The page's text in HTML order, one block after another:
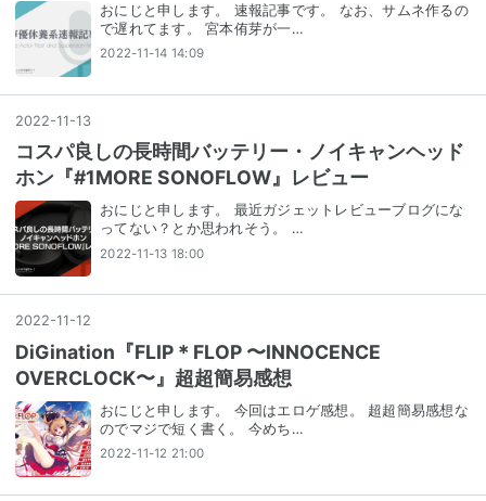
おにじと申します。 速報記事です。 なお、サムネ作るの
で遅れてます。 宮本侑芽が一…
2022-11-14 14:09
2022-11-13
コスパ良しの長時間バッテリー・ノイキャンヘッド
ホン『#1MORE SONOFLOW』レビュー
おにじと申します。 最近ガジェットレビューブログにな
ってない？とか思われそう。 …
2022-11-13 18:00
2022-11 -12
DiGination『FLIP＊FLOP 〜INNOCENCE
OVERCLOCK〜』超超簡易感想
おにじと申します。 今回はエロゲ感想。 超超簡易感想な
のでマジで短く書く。 今めち…
2022-11-12 21:00